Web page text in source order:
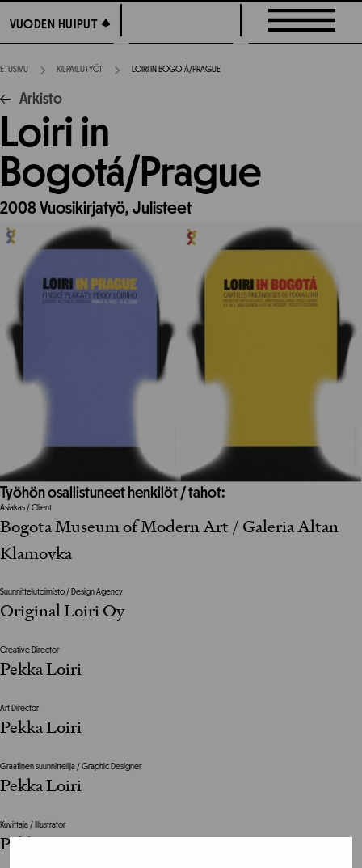
suoraan
sisältöön
VUODEN HUIPUT
VUODEN HUIPUT
ETUSIVU KILPAILUTYÖT LOIRI IN BOGOTÁ/PRAGUE
Arkisto
Loiri in
Bogotá/Prague
2008Vuosikirjatyö, Julisteet
Työhön osallistuneet henkilöt / tahot:
Asiakas / Client
Bogota Museum of Modern Art / Galeria Altan
Klamovka
Suunnittelutoimisto / Design Agency
Original Loiri Oy
Creative Director
Pekka Loiri
Art Director
Pekka Loiri
Graafinen suunnittelija / Graphic Designer
Pekka Loiri
Kuvittaja / Illustrator
Pekka Loiri